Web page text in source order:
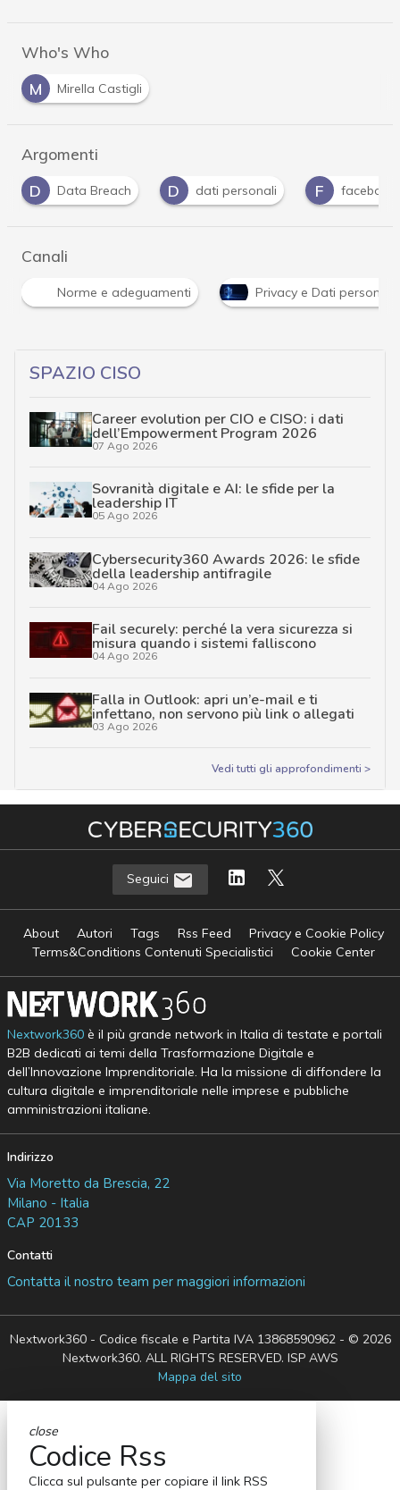
Who's Who
M
Mirella Castigli
Argomenti
D
dati personali F facebook G Gdpr
Canali
Norme e adeguamenti Privacy e Dati personali
SPAZIO CISO
Career evolution per CIO e CISO: i dati
dell’Empowerment Program 2026
07 Ago 2026
Sovranità digitale e AI: le sfide per la
leadership IT
05 Ago 2026
Cybersecurity360 Awards 2026: le sfide
della leadership antifragile
04 Ago 2026
Fail securely: perché la vera sicurezza si
misura quando i sistemi falliscono
04 Ago 2026
Falla in Outlook: apri un’e-mail e ti
infettano, non servono più link o allegati
03 Ago 2026
Vedi tutti gli approfondimenti >
Seguici
About Autori Tags Rss Feed
Privacy e Cookie Policy
Terms&Conditions Contenuti Specialistici
Cookie Center
Nextwork360è il più grande network in Italia di testate e portali
B2B dedicati ai temi della Trasformazione Digitale e
dell’Innovazione Imprenditoriale. Ha la missione di diffondere la
cultura digitale e imprenditoriale nelle imprese e pubbliche
amministrazioni italiane.
Indirizzo
Via Moretto da Brescia, 22
Milano - Italia
CAP 20133
Contatti
Contatta il nostro team per maggiori informazioni
Nextwork360 - Codice fiscale e Partita IVA 13868590962 - © 2026
Nextwork360. ALL RIGHTS RESERVED. ISP AWS
Mappa del sito
close
Codice Rss
Clicca sul pulsante per copiare il link RSS